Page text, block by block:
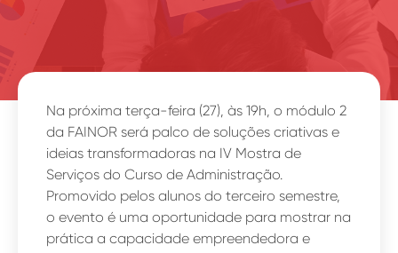
Na próxima terça-feira (27), às 19h, o módulo 2
da FAINOR será palco de soluções criativas e
ideias transformadoras na IV Mostra de
Serviços do Curso de Administração.
Promovido pelos alunos do terceiro semestre,
o evento é uma oportunidade para mostrar na
prática a capacidade empreendedora e